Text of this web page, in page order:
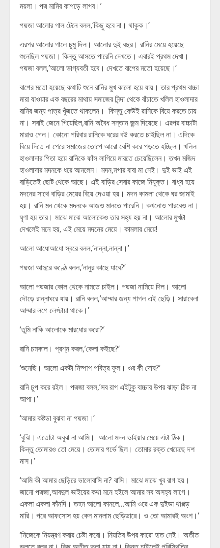
ময়লা। পদ্ম মামির কাপড়ে লাগব।’
পদ্মজা আলোর গাল টেনে বলল,’কিছু হবে না। থাকুক।’
এরপর আলোর গালে চুমু দিল। আলোর দুই বছর। রানির মেয়ে হয়েছে
শুনেছিল পদ্মজা। কিন্তু আসতে পারেনি দেখতে। এবারই প্রথম দেখা।
পদ্মজা বলল,’আলো ভাগ্যবতী হবে। দেখতে বাপের মতো হয়েছে।’
বাপের মতো হয়েছে কথাটি শুনে রানির মুখ কালো হয়ে যায়। তার প্রথম বাচ্চা
মারা যাওয়ার এক বছরের মাথায় সমাজের নিন্দা থেকে বাঁচাতে খলিল হাওলাদার
রানির জন্য পাত্র খুঁজতে থাকলেন। কিন্তু কেউই রানিকে বিয়ে করতে চায়
না। সবাই জেনে গিয়েছিল,রানি অবৈধ সন্তান জন্ম দিয়েছে। এরপর বাচ্চাটা
মারাও গেল। কোনো পরিবার রানিকে ঘরের বউ করতে চাইছিল না। এদিকে
বিয়ে দিতে না পেরে সমাজের তোপে আরো বেশি করে পড়তে হচ্ছিল। খলিল
হাওলাদার পিতা হয়ে রানিকে ফাঁস লাগিয়ে মারতে চেয়েছিলেন। তখন মজিদ
হাওলাদার মদনকে ধরে আনলেন। মদন,মগার বাবা মা নেই। দুই ভাই এই
বাড়িতেই ছোট থেকে আছে। এই বাড়ির সেবার কাজে নিযুক্ত। বাধ্য হয়ে
মদনের সাথে বাড়ির মেয়ের বিয়ে দেওয়া হয়। মদন কামলা থেকে ঘর জামাই
হয়। রানি মন থেকে মদনকে আজও মানতে পারেনি। কখনোও পারবেও না।
ঘৃণা হয় তার। মাঝে মাঝে আলোকেও তার সহ্য হয় না। আলোর মুখটা
দেখলেই মনে হয়, এই মেয়ে মদনের মেয়ে। কামলার মেয়ে!
আলো আধোআধো স্বরে বলল,’নান্না,নান্না।’
পদ্মজা আদুরে কণ্ঠে বলল,’নানুর কাছে যাবে?’
আলো পদ্মজার কোল থেকে নামতে চাইল। পদ্মজা নামিয়ে দিল। আলো
দৌড়ে রান্নাঘরে যায়। রানি বলল,’আম্মার জন্য পাগল এই ছেড়ি। সারাবেলা
আম্মার লগে লেপ্টায়া থাকে।’
‘তুমি নাকি আলোকে মারধোর করো?’
রানি চমকাল। প্রশ্ন করল,’কেলা কইছে?’
‘শুনেছি। আলো একটা নিষ্পাপ পবিত্র ফুল। ওর কী দোষ?’
রানি চুপ করে রইল। পদ্মজা বলল,’সব রাগ এইটুকু বাচ্চার উপর ঝাড়া ঠিক না
আপা।’
‘আমার কষ্টডা বুঝবা না পদ্মজা।’
‘বুঝি। এতোটা অবুঝ না আমি। আলো মদন ভাইয়ার মেয়ে এটা ঠিক।
কিন্তু তোমারও তো মেয়ে। তোমার গর্ভে ছিল। তোমার রক্ত খেয়েছে দশ
মাস।’
‘আমি কী আমার ছেড়িরে ভালোবাসি না? বাসি। মাঝে মাঝে খুব রাগ হয়।
জানো পদ্মজা,আবদুল ভাইয়ের কথা মনে হইলে আমার সব অসহ্য লাগে।
একলা একলা কাঁনদি। তহন আলো কানলে…আমি ওরে এক দুইডা থাপ্পড়
মারি। পরে আফসোস হয় কেন মানলাম ছেড়িডারে। ও তো আমারই অংশ।’
‘নিজেকে নিয়ন্ত্রণ করার চেষ্টা করো। নিয়তির উপর কারো হাত নেই। অতীত